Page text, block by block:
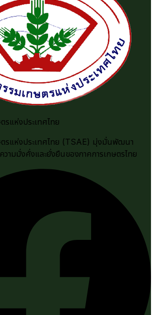
รแห่งประเทศไทย
รแห่งประเทศไทย (TSAE) มุ่งมั่นพัฒนา
วามมั่งคั่งและยั่งยืนของภาคการเกษตรไทย